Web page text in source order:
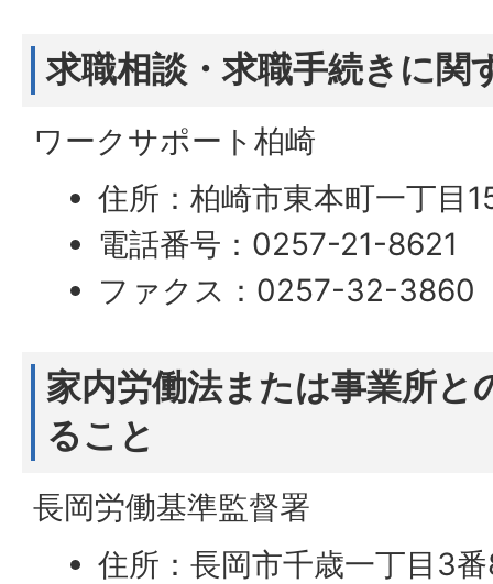
求職相談・求職手続きに関
ワークサポート柏崎
住所：柏崎市東本町一丁目
電話番号：0257-21-8621
ファクス：0257-32-3860
家内労働法または事業所と
ること
長岡労働基準監督署
住所：長岡市千歳一丁目3